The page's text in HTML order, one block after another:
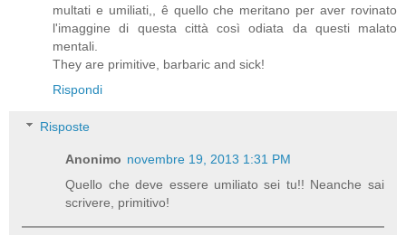
multati e umiliati,, ê quello che meritano per aver rovinato
l'imaggine di questa città così odiata da questi malato
mentali.
They are primitive, barbaric and sick!
Rispondi
Risposte
Anonimo novembre 19, 2013 1:31 PM
Quello che deve essere umiliato sei tu!! Neanche sai
scrivere, primitivo!